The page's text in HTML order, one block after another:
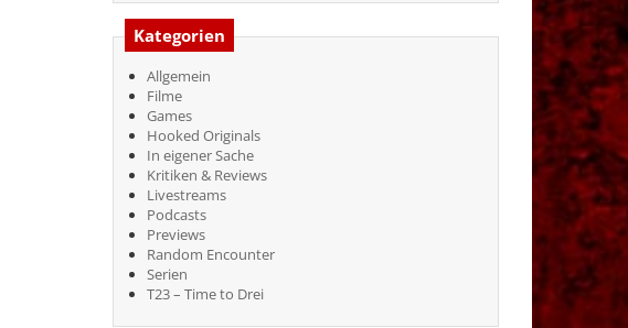
Kategorien
Allgemein
Filme
Games
Hooked Originals
In eigener Sache
Kritiken & Reviews
Livestreams
Podcasts
Previews
Random Encounter
Serien
T23 – Time to Drei